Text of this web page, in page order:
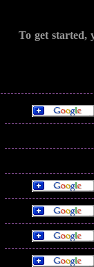
To get started,